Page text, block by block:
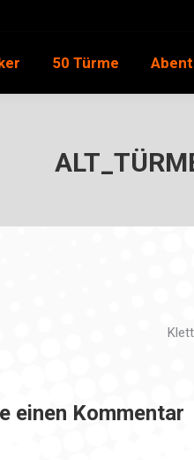
50 Türme
einen Kommentar